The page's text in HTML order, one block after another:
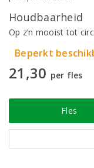
Houdbaarheid
Op z’n mooist tot
Beperkt
21,30 per fles
Fles